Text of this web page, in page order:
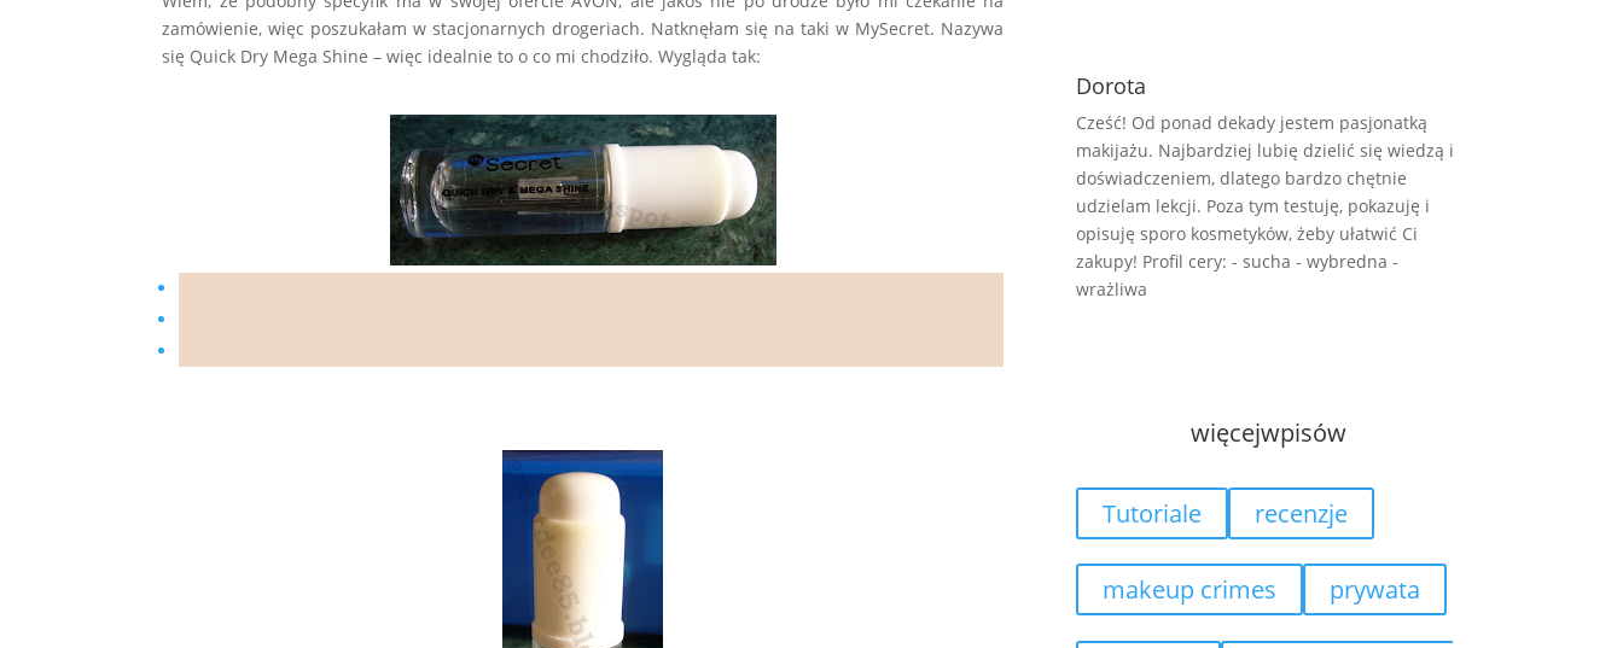
zamówienie, więc poszukałam w stacjonarnych drogeriach. Natknęłam się na taki w MySecret. Nazywa
się Quick Dry Mega Shine – więc idealnie to o co mi chodziło. Wygląda tak:
Dorota
Cześć! Od ponad dekady jestem pasjonatką
makijażu. Najbardziej lubię dzielić się wiedzą i
doświadczeniem, dlatego bardzo chętnie
udzielam lekcji. Poza tym testuję, pokazuję i
opisuję sporo kosmetyków, żeby ułatwić Ci
zakupy! Profil cery: - sucha - wybredna -
wrażliwa
więcejwpisów
Tutoriale recenzje
makeup crimes prywata